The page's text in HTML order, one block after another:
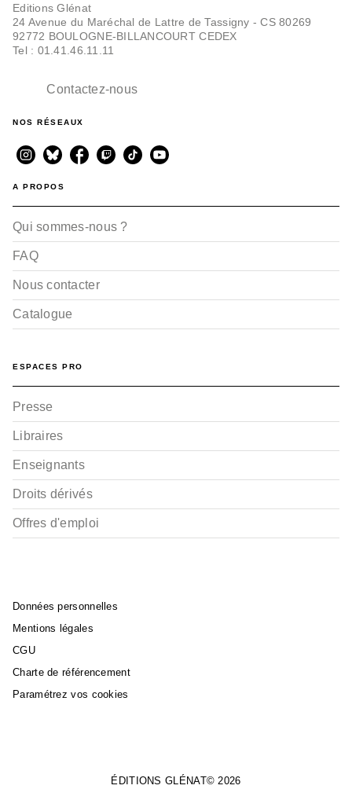
Editions Glénat
24 Avenue du Maréchal de Lattre de Tassigny - CS 80269
92772 BOULOGNE-BILLANCOURT CEDEX
Tel : 01.41.46.11.11
Contactez-nous
NOS RÉSEAUX
A PROPOS
Qui sommes-nous ?
FAQ
Nous contacter
Catalogue
ESPACES PRO
Presse
Libraires
Enseignants
Droits dérivés
Offres d'emploi
Données personnelles
Mentions légales
CGU
Charte de référencement
Paramétrez vos cookies
ÉDITIONS GLÉNAT© 2026